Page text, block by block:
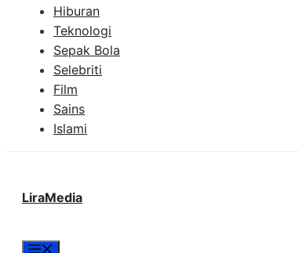
Hiburan
Teknologi
Sepak Bola
Selebriti
Film
Sains
Islami
LiraMedia